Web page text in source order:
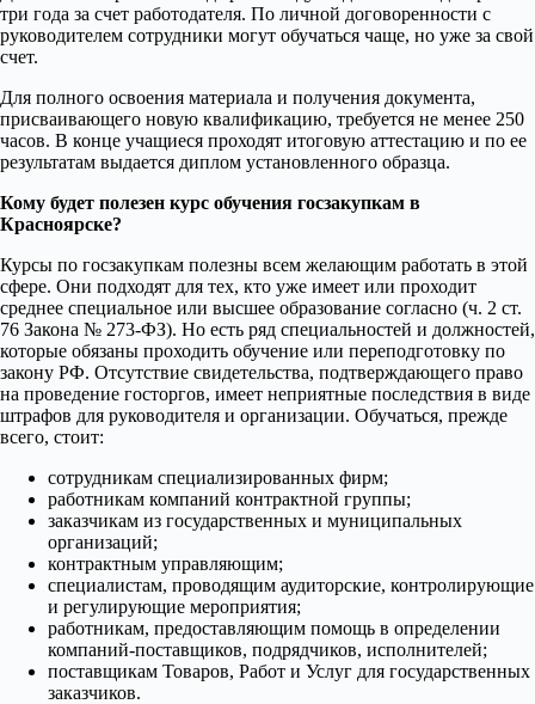
три года за счет работодателя. По личной договоренности с
руководителем сотрудники могут обучаться чаще, но уже за свой
счет.
Для полного освоения материала и получения документа,
присваивающего новую квалификацию, требуется не менее 250
часов. В конце учащиеся проходят итоговую аттестацию и по ее
результатам выдается диплом установленного образца.
Кому будет полезен курс обучения госзакупкам в
Красноярске?
Курсы по госзакупкам полезны всем желающим работать в этой
сфере. Они подходят для тех, кто уже имеет или проходит
среднее специальное или высшее образование согласно (ч. 2 ст.
76 Закона № 273-ФЗ). Но есть ряд специальностей и должностей,
которые обязаны проходить обучение или переподготовку по
закону РФ. Отсутствие свидетельства, подтверждающего право
на проведение госторгов, имеет неприятные последствия в виде
штрафов для руководителя и организации. Обучаться, прежде
всего, стоит:
сотрудникам специализированных фирм;
работникам компаний контрактной группы;
заказчикам из государственных и муниципальных
организаций;
контрактным управляющим;
специалистам, проводящим аудиторские, контролирующие
и регулирующие мероприятия;
работникам, предоставляющим помощь в определении
компаний-поставщиков, подрядчиков, исполнителей;
поставщикам Товаров, Работ и Услуг для государственных
заказчиков.